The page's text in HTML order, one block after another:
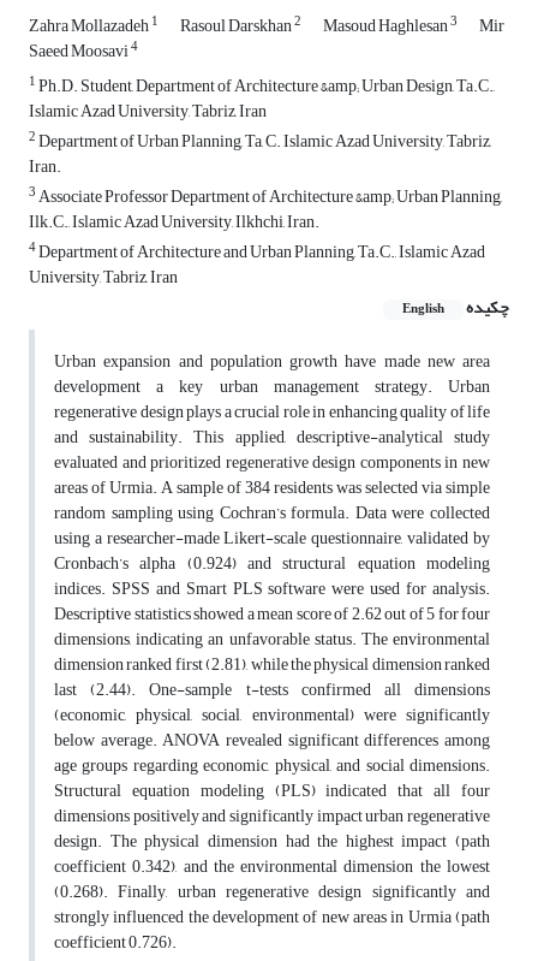
Zahra Mollazadeh1 Rasoul Darskhan2 Masoud Haghlesan3 Mir
Saeed Moosavi4
1Ph.D. Student, Department of Architecture &amp; Urban Design, Ta.C.,
Islamic Azad University, Tabriz, Iran
2Department of Urban Planning, Ta, C. Islamic Azad University, Tabriz,
Iran.
3Associate Professor Department of Architecture &amp; Urban Planning,
Ilk.C., Islamic Azad University, Ilkhchi, Iran.
4Department of Architecture and Urban Planning, Ta.C., Islamic Azad
University, Tabriz, Iran
چکیده
English
Urban expansion and population growth have made new area
development a key urban management strategy. Urban
regenerative design plays a crucial role in enhancing quality of life
and sustainability. This applied, descriptive-analytical study
evaluated and prioritized regenerative design components in new
areas of Urmia. A sample of 384 residents was selected via simple
random sampling using Cochran’s formula. Data were collected
using a researcher-made Likert-scale questionnaire, validated by
Cronbach’s alpha (0.924) and structural equation modeling
indices. SPSS and Smart PLS software were used for analysis.
Descriptive statistics showed a mean score of 2.62 out of 5 for four
dimensions, indicating an unfavorable status. The environmental
dimension ranked first (2.81), while the physical dimension ranked
last (2.44). One-sample t-tests confirmed all dimensions
(economic, physical, social, environmental) were significantly
below average. ANOVA revealed significant differences among
age groups regarding economic, physical, and social dimensions.
Structural equation modeling (PLS) indicated that all four
dimensions positively and significantly impact urban regenerative
design. The physical dimension had the highest impact (path
coefficient 0.342), and the environmental dimension the lowest
(0.268). Finally, urban regenerative design significantly and
strongly influenced the development of new areas in Urmia (path
coefficient 0.726).